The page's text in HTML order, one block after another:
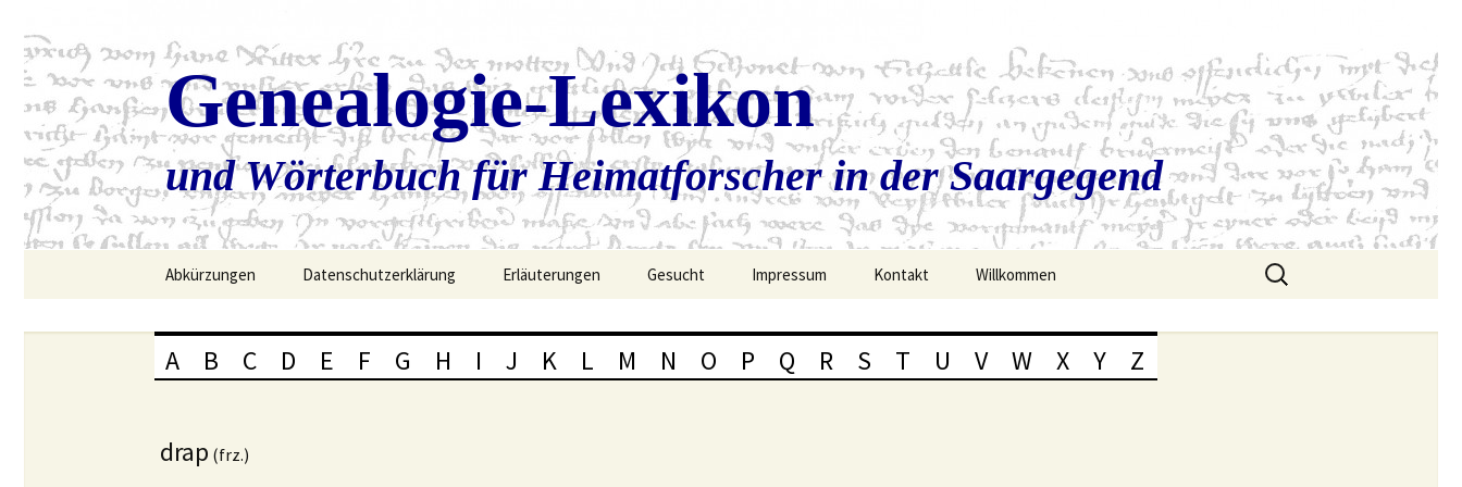
Genealogie-Lexikon
und Wörterbuch für Heimatforscher in der Saargegend
Abkürzungen Datenschutzerklärung Erläuterungen Gesucht Impressum Kontakt Willkommen
Suchen
nach:
A B C D E F G H I J K L M N O P Q R S T U V W X Y Z
drap (frz.)